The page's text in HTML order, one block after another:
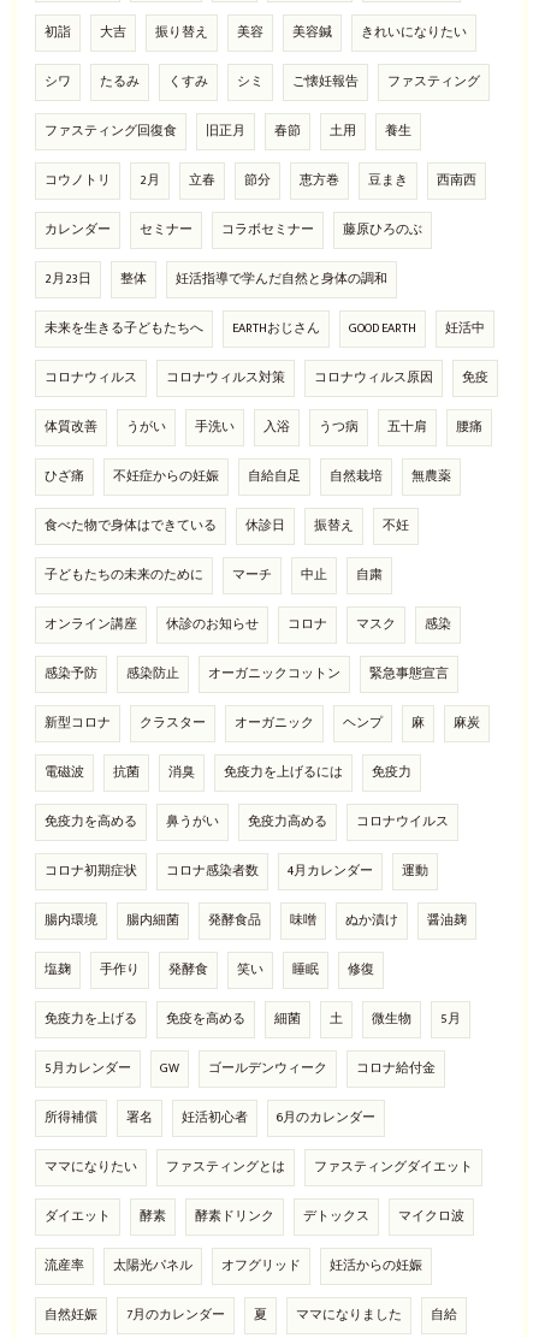
初詣 大吉 振り替え 美容 美容鍼 きれいになりたい
シワ たるみ くすみ シミ ご懐妊報告 ファスティング
ファスティング回復食 旧正月 春節 土用 養生
コウノトリ 2月 立春 節分 恵方巻 豆まき 西南西
カレンダー セミナー コラボセミナー 藤原ひろのぶ
2月23日 整体 妊活指導で学んだ自然と身体の調和
未来を生きる子どもたちへ EARTHおじさん GOOD EARTH 妊活中
コロナウィルス コロナウィルス対策 コロナウィルス原因 免疫
体質改善 うがい 手洗い 入浴 うつ病 五十肩 腰痛
ひざ痛 不妊症からの妊娠 自給自足 自然栽培 無農薬
食べた物で身体はできている 休診日 振替え 不妊
子どもたちの未来のために マーチ 中止 自粛
オンライン講座 休診のお知らせ コロナ マスク 感染
感染予防 感染防止 オーガニックコットン 緊急事態宣言
新型コロナ クラスター オーガニック ヘンプ 麻 麻炭
電磁波 抗菌 消臭 免疫力を上げるには 免疫力
免疫力を高める 鼻うがい 免疫力高める コロナウイルス
コロナ初期症状 コロナ感染者数 4月カレンダー 運動
腸内環境 腸内細菌 発酵食品 味噌 ぬか漬け 醤油麹
塩麹 手作り 発酵食 笑い 睡眠 修復
免疫力を上げる 免疫を高める 細菌 土 微生物 5月
5月カレンダー GW ゴールデンウィーク コロナ給付金
所得補償 署名 妊活初心者 6月のカレンダー
ママになりたい ファスティングとは ファスティングダイエット
ダイエット 酵素 酵素ドリンク デトックス マイクロ波
流産率 太陽光パネル オフグリッド 妊活からの妊娠
自然妊娠 7月のカレンダー 夏 ママになりました 自給